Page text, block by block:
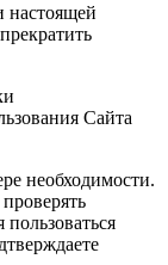
настоящей
Сайта
необходимости.